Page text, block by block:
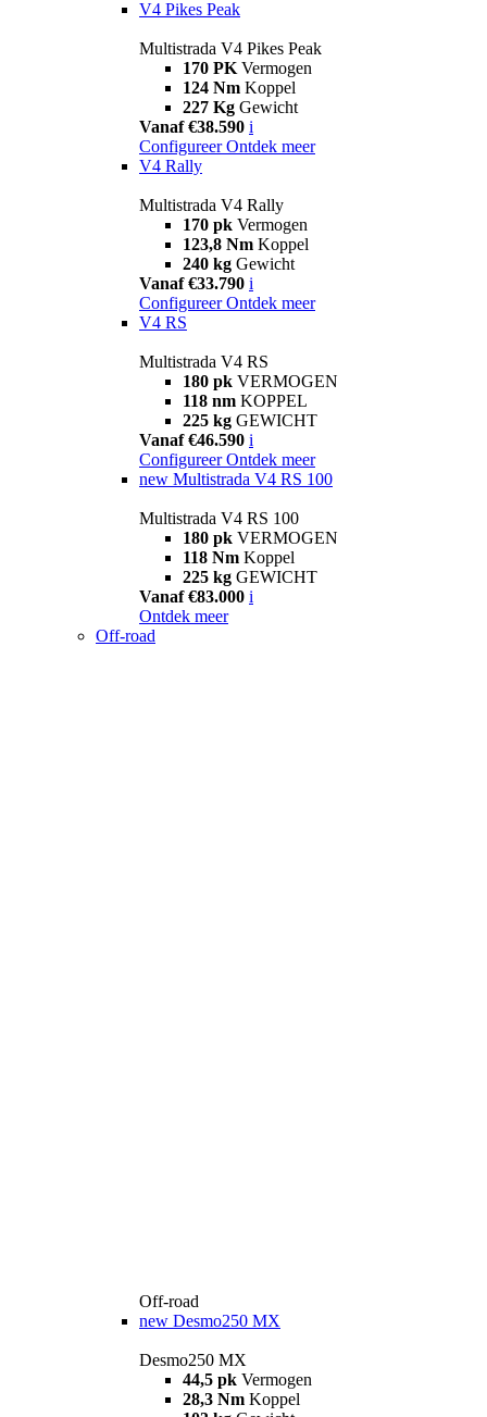
V4 Pikes Peak
Multistrada V4 Pikes Peak
170 PK Vermogen
124 Nm Koppel
227 Kg Gewicht
Vanaf €38.590 i
Configureer Ontdek meer
V4 Rally
Multistrada V4 Rally
170 pk Vermogen
123,8 Nm Koppel
240 kg Gewicht
Vanaf €33.790 i
Configureer Ontdek meer
V4 RS
Multistrada V4 RS
180 pk VERMOGEN
118 nm KOPPEL
225 kg GEWICHT
Vanaf €46.590 i
Configureer Ontdek meer
new Multistrada V4 RS 100
Multistrada V4 RS 100
180 pk VERMOGEN
118 Nm Koppel
225 kg GEWICHT
Vanaf €83.000 i
Ontdek meer
Off-road
Off-road
new Desmo250 MX
Desmo250 MX
44,5 pk Vermogen
28,3 Nm Koppel